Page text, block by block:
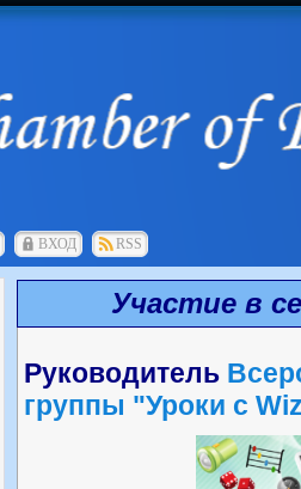
ВХОД RSS
Участие в
Руководитель
группы "Уроки с